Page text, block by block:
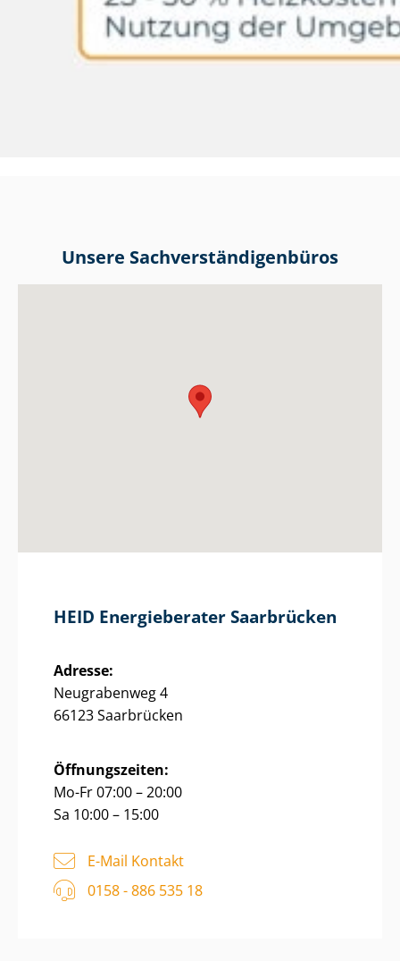
Unsere Sach­ver­stän­di­gen­bü­ros
HEID Energieberater Saarbrücken
Adresse:
Neugrabenweg 4
66123 Saarbrücken
Öffnungszeiten:
Mo-Fr 07:00 – 20:00
Sa 10:00 – 15:00
E-Mail Kontakt
0158 - 886 535 18